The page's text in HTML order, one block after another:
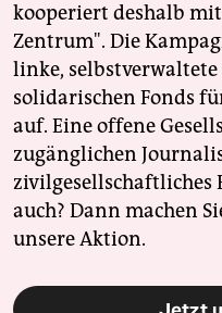
kooperiert deshalb
Zentrum". Die
linke,
solidarischen Fonds
auf. Eine offene
zugänglichen
zivilgesellschaftliches
auch? Dann machen
unsere Aktion.